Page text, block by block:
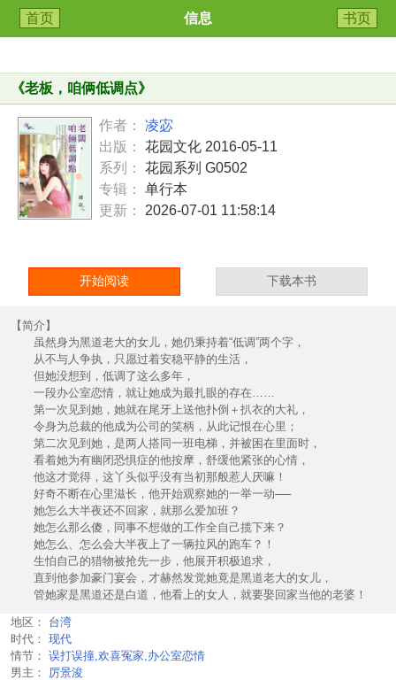
首页 信息 书页
《老板，咱俩低调点》
作者：
凌宓
出版：
花园文化 2016-05-11
系列：
花园系列 G0502
专辑：
单行本
更新：
2026-07-01 11:58:14
开始阅读 下载本书
【简介】
虽然身为黑道老大的女儿，她仍秉持着“低调”两个字，
从不与人争执，只愿过着安稳平静的生活，
但她没想到，低调了这么多年，
一段办公室恋情，就让她成为最扎眼的存在……
第一次见到她，她就在尾牙上送他扑倒＋扒衣的大礼，
令身为总裁的他成为公司的笑柄，从此记恨在心里；
第二次见到她，是两人搭同一班电梯，并被困在里面时，
看着她为有幽闭恐惧症的他按摩，舒缓他紧张的心情，
他这才觉得，这丫头似乎没有当初那般惹人厌嘛！
好奇不断在心里滋长，他开始观察她的一举一动──
她怎么大半夜还不回家，就那么爱加班？
她怎么那么傻，同事不想做的工作全自己揽下来？
她怎么、怎么会大半夜上了一辆拉风的跑车？！
生怕自己的猎物被抢先一步，他展开积极追求，
直到他参加豪门宴会，才赫然发觉她竟是黑道老大的女儿，
管她家是黑道还是白道，他看上的女人，就要娶回家当他的老婆！
地区：
台湾
时代： 现代
情节： 误打误撞,欢喜冤家,办公室恋情
男主：
厉景浚